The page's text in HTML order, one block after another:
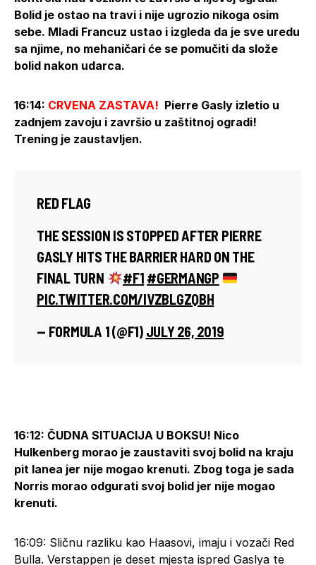
Bolid je ostao na travi i nije ugrozio nikoga osim
sebe. Mladi Francuz ustao i izgleda da je sve uredu
sa njime, no mehaničari će se pomučiti da slože
bolid nakon udarca.
16:14: CRVENA ZASTAVA! Pierre Gasly izletio u
zadnjem zavoju i završio u zaštitnoj ogradi!
Trening je zaustavljen.
RED FLAG
THE SESSION IS STOPPED AFTER PIERRE
GASLY HITS THE BARRIER HARD ON THE
FINAL TURN
#F1 #GERMANGP
PIC.TWITTER.COM/IVZBLGZQBH
— FORMULA 1 (@F1) JULY 26, 2019
16:12: ČUDNA SITUACIJA U BOKSU! Nico
Hulkenberg morao je zaustaviti svoj bolid na kraju
pit lanea jer nije mogao krenuti. Zbog toga je sada
Norris morao odgurati svoj bolid jer nije mogao
krenuti.
16:09: Sličnu razliku kao Haasovi, imaju i vozači Red
Bulla. Verstappen je deset mjesta ispred Gaslya te